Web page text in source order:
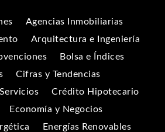
Agencias Inmobiliarias
Arquitectura e Ingeniería
Bolsa e Índices
Cifras y Tendencias
Crédito Hipotecario
Economía y Negocios
Energías Renovables